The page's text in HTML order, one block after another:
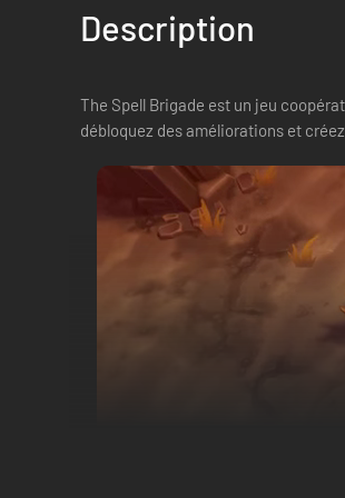
Description
The Spell Brigade est un jeu
débloquez des améliorations et